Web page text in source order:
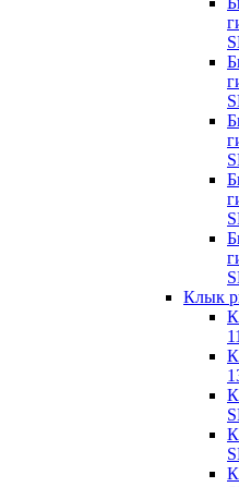
Клык